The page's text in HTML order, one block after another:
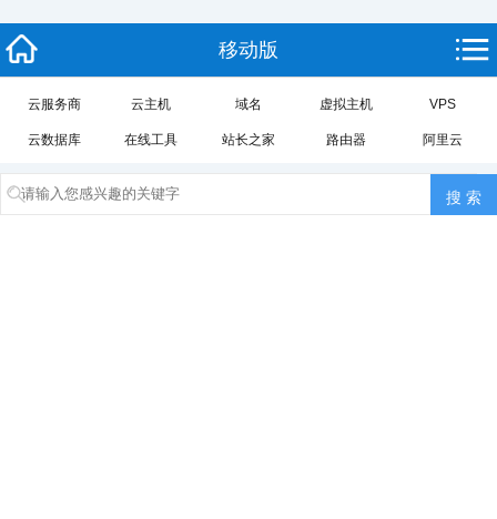
移动版
云服务商 云主机 域名 虚拟主机 VPS
云数据库 在线工具 站长之家 路由器 阿里云